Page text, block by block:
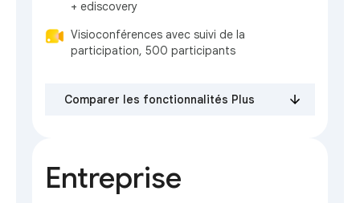
+ ediscovery
Visioconférences avec suivi de la
participation, 500 participants
Comparer les fonctionnalités Plus
Entreprise